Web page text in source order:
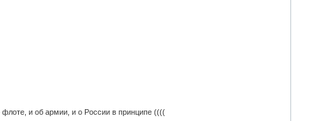
и об армии, и о России в принципе ((((